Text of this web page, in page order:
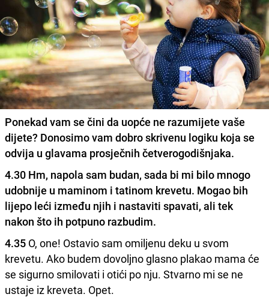
Ponekad vam se čini da uopće ne razumijete vaše
dijete? Donosimo vam dobro skrivenu logiku koja se
odvija u glavama prosječnih četverogodišnjaka.
4.30 Hm, napola sam budan, sada bi mi bilo mnogo
udobnije u maminom i tatinom krevetu. Mogao bih
lijepo leći između njih i nastaviti spavati, ali tek
nakon što ih potpuno razbudim.
4.35 O, one! Ostavio sam omiljenu deku u svom
krevetu. Ako budem dovoljno glasno plakao mama će
se sigurno smilovati i otići po nju. Stvarno mi se ne
ustaje iz kreveta. Opet.